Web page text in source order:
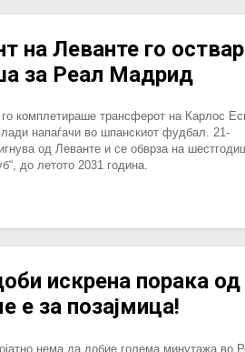
на Леванте го
за Реал Мадрид
комплетираше трансферот на Карлос
напаѓачи во шпанскиот фудбал. 21-
од Леванте и се обврза на
до летото 2031 година.
искрена порака од
е за позајмица!
нема да добие голема минутажа во